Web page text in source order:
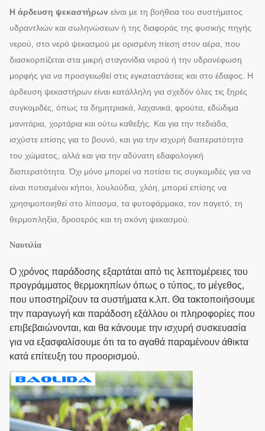
Η άρδευση ψεκαστήρων είναι με τη βοήθεια του συστήματος
υδραντλιών και σωληνώσεων ή της διαφοράς της φυσικής πηγής
νερού, στο νερό ψεκασμού με ορισμένη πίεση στον αέρα, που
διασκορπίζεται στα μικρή σταγονίδια νερού ή την υδρονέφωση
μορφής για να προσγειωθεί στις εγκαταστάσεις και στο έδαφος. Η
άρδευση ψεκαστήρων είναι κατάλληλη για σχεδόν όλες τις ξηρές
συγκομιδές, όπως τα δημητριακά, λαχανικά, φρούτα, εδώδιμα
μανιτάρια, χορτάρια και ούτω καθεξής. Και για την πεδιάδα,
ισχύστε επίσης για το βουνό, και για την ισχυρή διαπερατότητα
του χώματος, αλλά και για την αδύνατη εδαφολογική
διαπερατότητα. Όχι μόνο μπορεί να ποτίσει τις συγκομιδές για να
είναι ποτισμένοι κήποι, λουλούδια, χλόη, μπορεί επίσης να
χρησιμοποιηθεί στο λίπασμα , τα φυτοφάρμακα , τον παγετό, τη
θερμοπληξία, δροσερός και τη σκόνη ψεκασμού.
Ναυτιλία
Ο χρόνος παράδοσης εξαρτάται από τις λεπτομέρειες του
προγράμματος θερμοκηπίων όπως ο τύπος, το μέγεθος,
που υποστηρίζουν τα συστήματα κ.λπ. Θα τακτοποιήσουμε
την παραγωγή και παράδοση εξάλλου οι πληροφορίες που
επιβεβαιώνονται, και θα κάνουμε την ισχυρή συσκευασία
για να εξασφαλίσουμε ότι τα το αγαθά παραμένουν άθικτα
κατά επίτευξη του προορισμού.